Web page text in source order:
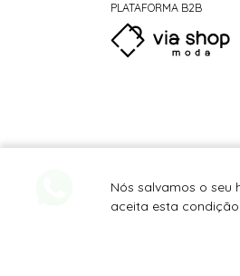
PLATAFORMA B2B
Nós salvamos o seu
aceita esta